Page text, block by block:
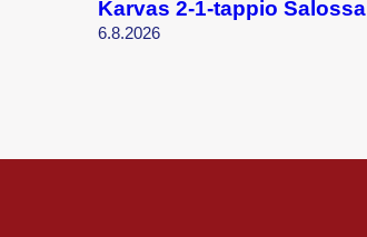
Karvas 2-1-tappio Salossa
6.8.2026